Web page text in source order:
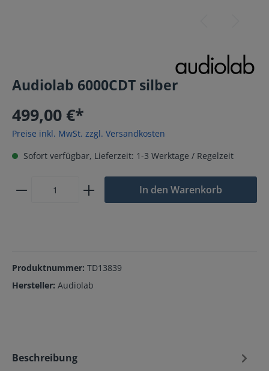
Audiolab 6000CDT silber
499,00 €*
Preise inkl. MwSt. zzgl. Versandkosten
Sofort verfügbar, Lieferzeit: 1-3 Werktage / Regelzeit
In den Warenkorb
Produktnummer: TD13839
Hersteller: Audiolab
Beschreibung